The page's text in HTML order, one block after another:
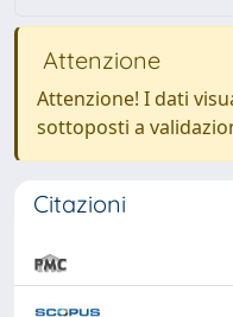
Attenzione
Attenzione! I dati
sottoposti a
Citazioni